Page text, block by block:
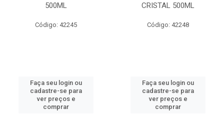
500ML
Código: 42245
Faça seu login ou
cadastre-se para
ver preços e
comprar
CRISTAL 500ML
Código: 42248
Faça seu login ou
cadastre-se para
ver preços e
comprar